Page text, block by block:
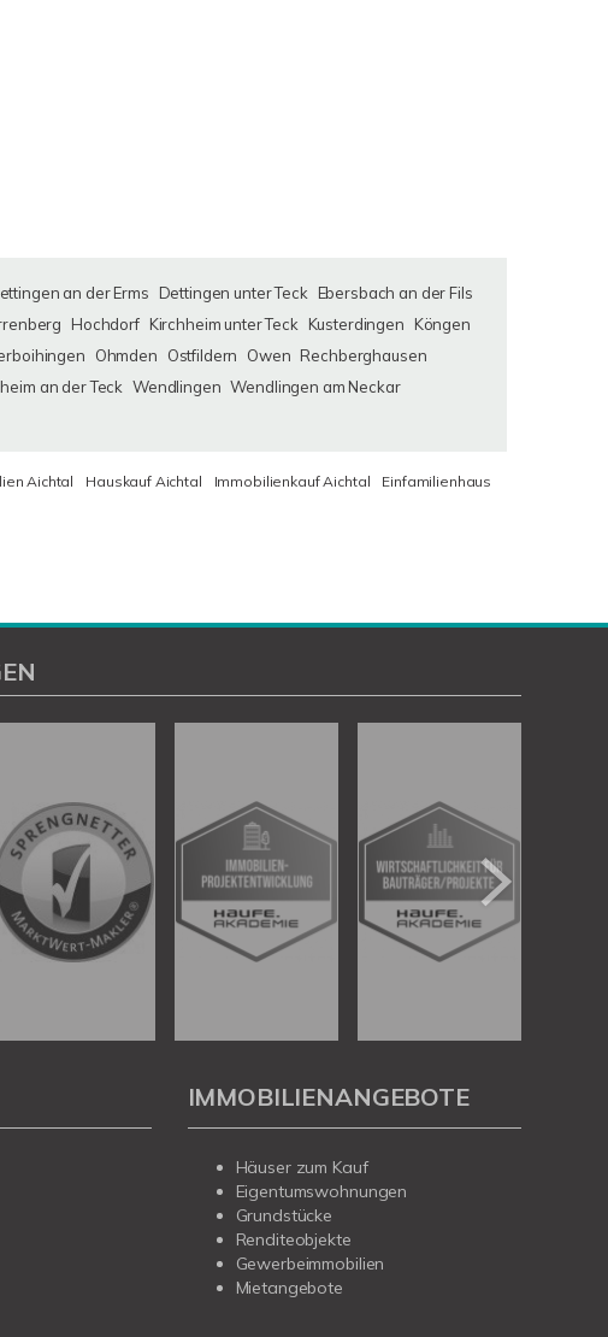
an der Erms Dettingen unter Teck
Ebersbach an der Fils
Hochdorf Kirchheim unter Teck Kusterdingen
Köngen
Ohmden Ostfildern Owen Rechberghausen
an der Teck Wendlingen Wendlingen am Neckar
Aichtal Hauskauf Aichtal Immobilienkauf Aichtal
Einfamilienhaus
IMMOBILIENANGEBOTE
Häuser zum Kauf
Eigentumswohnungen
Grundstücke
Renditeobjekte
Gewerbeimmobilien
Mietangebote